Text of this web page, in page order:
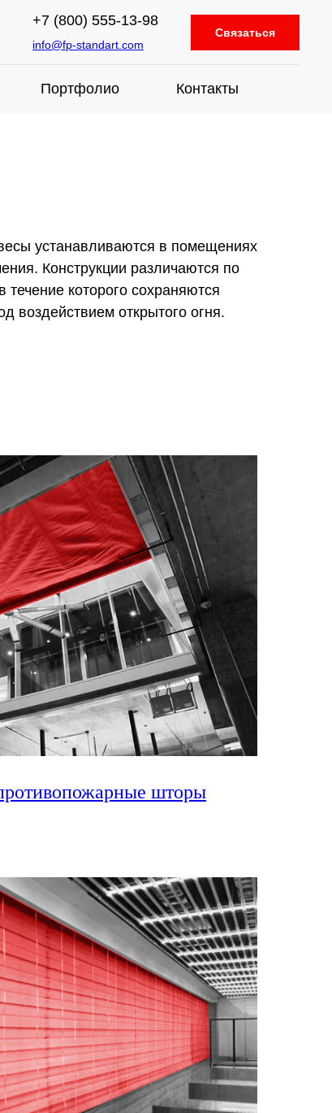
+7 (800) 555-13-98
info@fp-standart.com
Связаться
Портфолио Контакты
устанавливаются в помещениях
Конструкции различаются по
течение которого сохраняются
воздействием открытого огня.
шторы